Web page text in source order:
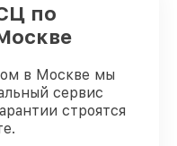
по
в Москве мы
сервис
строятся